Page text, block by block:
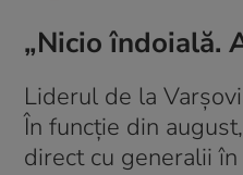
„Nicio îndoială.
Liderul de la
În funcție din
direct cu generalii